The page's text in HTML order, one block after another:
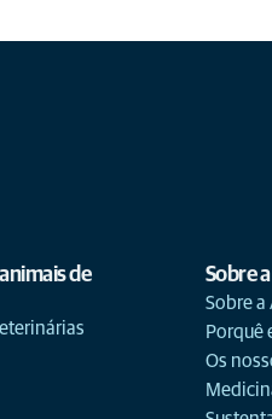
de
Sobre
Sobre a
Porquê
Os